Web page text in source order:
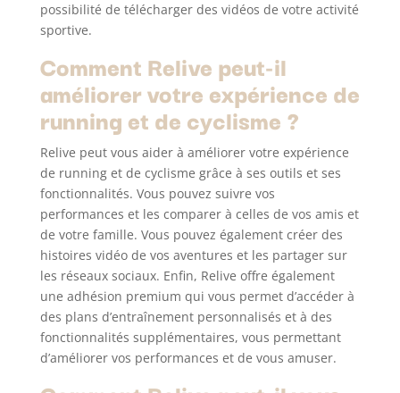
possibilité de télécharger des vidéos de votre activité
sportive.
Comment Relive peut-il
améliorer votre expérience de
running et de cyclisme ?
Relive peut vous aider à améliorer votre expérience
de running et de cyclisme grâce à ses outils et ses
fonctionnalités. Vous pouvez suivre vos
performances et les comparer à celles de vos amis et
de votre famille. Vous pouvez également créer des
histoires vidéo de vos aventures et les partager sur
les réseaux sociaux. Enfin, Relive offre également
une adhésion premium qui vous permet d’accéder à
des plans d’entraînement personnalisés et à des
fonctionnalités supplémentaires, vous permettant
d’améliorer vos performances et de vous amuser.